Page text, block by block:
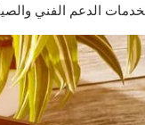
الدعم الفني